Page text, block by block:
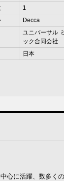
1
Decca
ユニバーサル
ック合同会社
日本
心に活躍、数多く